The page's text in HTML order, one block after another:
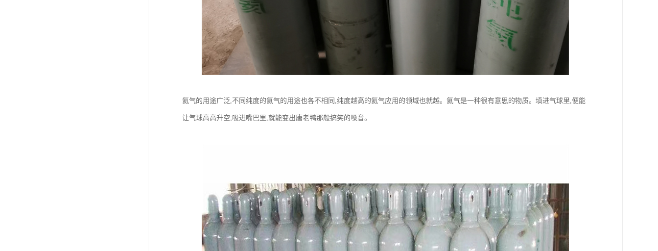
氦气的用途广泛,不同纯度的氦气的用途也各不相同,纯度越高的氦气应用的领域也就越。氦气是一种很有意思的物质。填进气球里,便能
让气球高高升空;吸进嘴巴里,就能变出唐老鸭那般搞笑的嗓音。